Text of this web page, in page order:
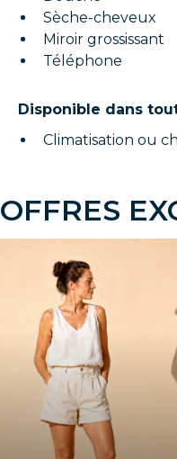
Sèche-cheveux
Miroir grossissant
Téléphone
Disponible dans
Climatisation ou
OFFRES